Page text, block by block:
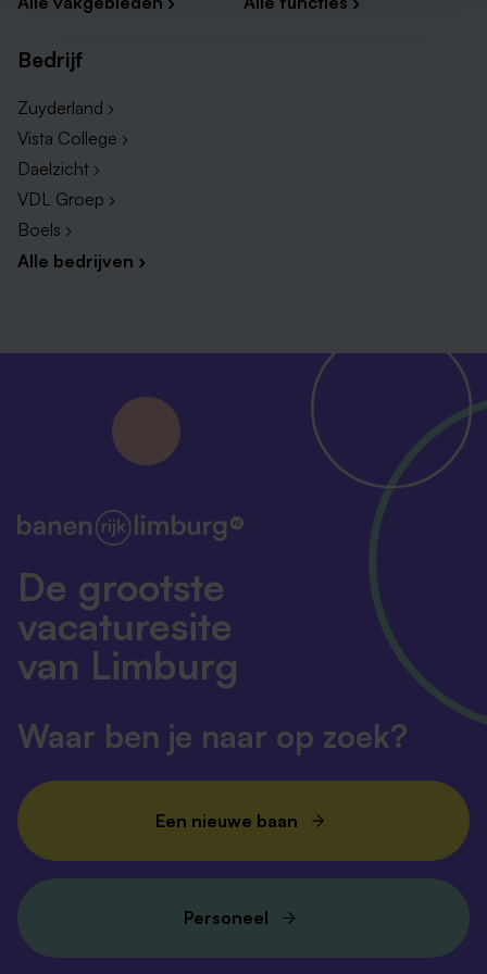
Bedrijf
Zuyderland ›
Vista College ›
Daelzicht ›
VDL Groep ›
Boels ›
Alle bedrijven ›
De grootste
vacaturesite
van Limburg
Waar ben je naar op zoek?
Een nieuwe baan
Personeel